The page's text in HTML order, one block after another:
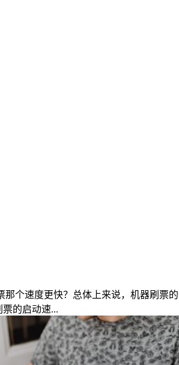
个速度更快？总体上来说，机器刷票
的启动速...